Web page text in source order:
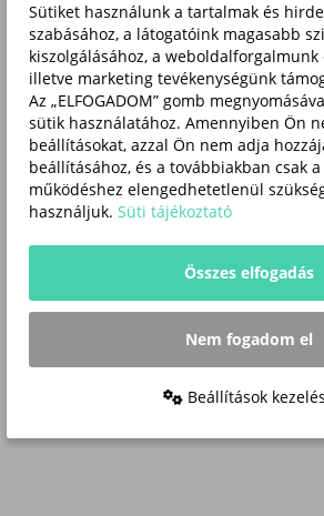
Sütiket használunk a tartalmak és
szabásához, a látogatóink magasabb
kiszolgálásához, a weboldalforgalmunk
illetve marketing tevékenységünk
Az „ELFOGADOM” gomb
sütik használatához. Amennyiben Ön
beállításokat, azzal Ön nem adja
beállításához, és a továbbiakban csak
működéshez elengedhetetlenül
használjuk. Süti tájékoztató
Összes elfogadás
Nem fogadom el
Beállítások